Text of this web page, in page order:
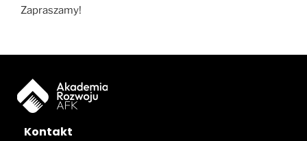
Zapraszamy!
Kontakt